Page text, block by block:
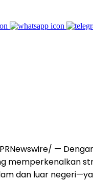
—
memperkenalkan
dan luar